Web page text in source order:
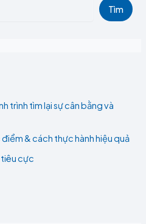
Tìm
trình tìm lại sự cân bằng và
& cách thực hành hiệu quả
cực